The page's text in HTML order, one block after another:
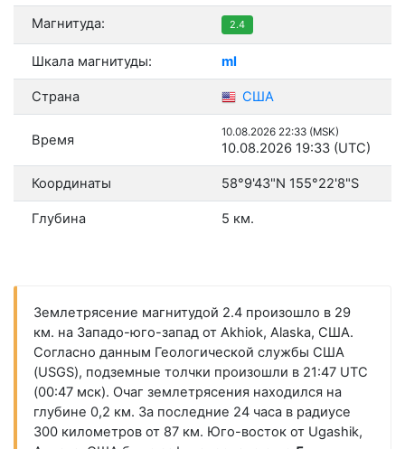
Магнитуда: 2.4
Шкала магнитуды: ml
Страна США
Время 10.08.2026 22:33 (MSK)
10.08.2026 19:33 (UTC)
Координаты 58°9'43"N 155°22'8"S
Глубина 5 км.
Землетрясение магнитудой 2.4 произошло в 29
км. на Западо-юго-запад от Akhiok, Alaska, США.
Согласно данным Геологической службы США
(USGS), подземные толчки произошли в 21:47 UTC
(00:47 мск). Очаг землетрясения находился на
глубине 0,2 км. За последние 24 часа в радиусе
300 километров от 87 км. Юго-восток от Ugashik,